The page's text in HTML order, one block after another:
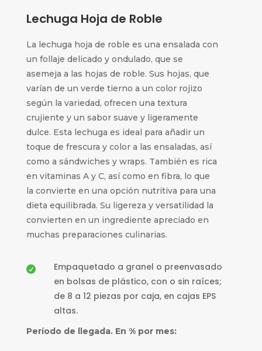
Lechuga Hoja de Roble
La lechuga hoja de roble es una ensalada con
un follaje delicado y ondulado, que se
asemeja a las hojas de roble. Sus hojas, que
varían de un verde tierno a un color rojizo
según la variedad, ofrecen una textura
crujiente y un sabor suave y ligeramente
dulce. Esta lechuga es ideal para añadir un
toque de frescura y color a las ensaladas, así
como a sándwiches y wraps. También es rica
en vitaminas A y C, así como en fibra, lo que
la convierte en una opción nutritiva para una
dieta equilibrada. Su ligereza y versatilidad la
convierten en un ingrediente apreciado en
muchas preparaciones culinarias.

Empaquetado a granel o preenvasado
en bolsas de plástico, con o sin raíces;
de 8 a 12 piezas por caja, en cajas EPS
altas.
Período de llegada. En % por mes: